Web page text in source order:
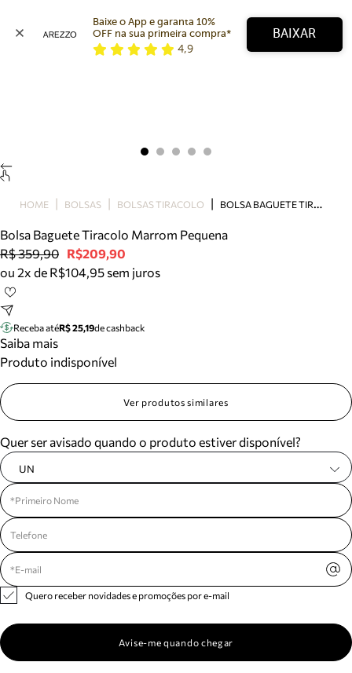
Bolsa
Tamanco
Tênis
Mule
Tire dúvidas sobre pedidos, devoluções e mais.
Meus pedidos
Acompanhe seus pedidos e solicite devoluções.
Baixe o App e garanta 10%
OFF na sua primeira compra*
4,9
BAIXAR
HOME BOLSAS BOLSAS TIRACOLO B
OLSA BAGUETE TIRACOLO MARROM PEQUENA
Bolsa Baguete Tiracolo Marrom Pequena
R$ 359,90 R$209,90
ou 2x de R$104,95 sem juros
Receba atéR$ 25,19de cashback
Saiba mais
Produto indisponível
Ver produtos similares
Quer ser avisado quando o produto estiver disponível?
UN
Quero receber novidades e promoções por e-mail
Avise-me quando chegar